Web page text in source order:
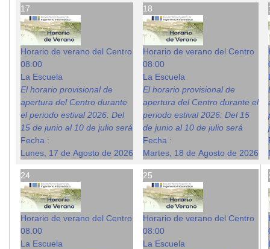
17
Horario de verano del Centro
08:00
La Escuela
El horario provisional de
apertura del Centro durante
el periodo estival 2026: Del
15 de junio al 10 de julio será
Fecha :
Lunes, 17 de Agosto de 2026
18
Horario de verano del Centro
08:00
La Escuela
El horario provisional de
apertura del Centro durante el
periodo estival 2026: Del 15
de junio al 10 de julio será
Fecha :
Martes, 18 de Agosto de 2026
24
Horario de verano del Centro
08:00
La Escuela
25
Horario de verano del Centro
08:00
La Escuela